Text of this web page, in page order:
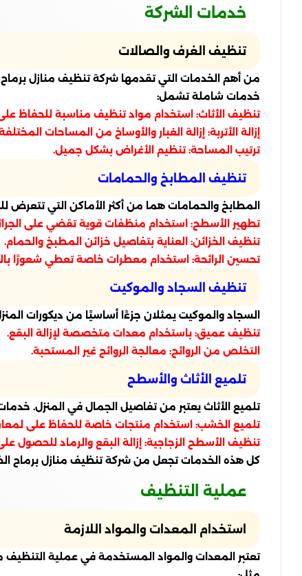
خدمات الشركة
تنظيف الغرف والصالات
من أهم الخدمات التي تقدمها شركة تنظيف منازل برماح
خدمات شاملة تشمل:
تنظيف الأثاث: استخدام مواد تنظيف مناسبة للحفاظ
إزالة الأتربة: إزالة الغبار والأوساخ من المساحات
ترتيب المساحة: تنظيم الأغراض بشكل جميل.
تنظيف المطابخ والحمامات
المطابخ والحمامات هما من أكثر الأماكن التي
تطهير الأسطح: استخدام منظفات قوية تقضي على
تنظيف الخزائن: العناية بتفاصيل خزائن المطبخ والحمام.
تحسين الرائحة: استخدام معطرات خاصة تعطي شعورًا
تنظيف السجاد والموكيت
السجاد والموكيت يمثلان جزءًا أساسيًا من ديكورات
تنظيف عميق: باستخدام معدات متخصصة لإزالة البقع.
التخلص من الروائح: معالجة الروائح غير المستحبة.
تلميع الأثاث والأسطح
تلميع الأثاث يعتبر من تفاصيل الجمال في المنزل.
تلميع الخشب: استخدام منتجات خاصة للحفاظ على
تنظيف الأسطح الزجاجية: إزالة البقع والرماد للحصول
كل هذه الخدمات تجعل من شركة تنظيف منازل برماح
عملية التنظيف
استخدام المعدات والمواد اللازمة
تعتبر المعدات والمواد المستخدمة في عملية